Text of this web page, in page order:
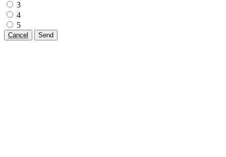
3
4
5
Cancel Send